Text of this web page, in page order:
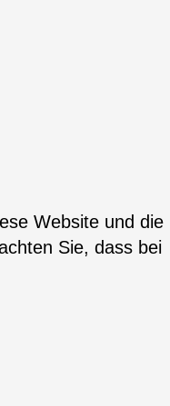
Website und die
Sie, dass bei